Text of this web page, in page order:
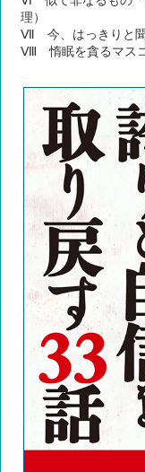
理）
Ⅶ 今、はっきりと聞
Ⅷ 惰眠を貪るマス